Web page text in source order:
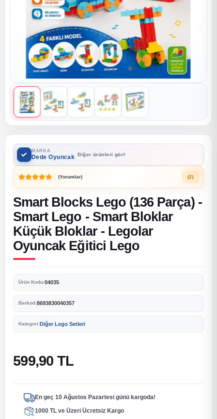
MARKA
Dede Oyuncak Diğer ürünleri gör
(Yorumlar) (2)
Smart Blocks Lego (136 Parça) -
Smart Lego - Smart Bloklar
Küçük Bloklar - Legolar
Oyuncak Eğitici Lego
Ürün Kodu:04035
Barkod:8693830040357
Kategori:Diğer Lego Setleri
599,90 TL
En geç 10 Ağustos Pazartesi günü kargoda!
1000 TL ve Üzeri Ücretsiz Kargo